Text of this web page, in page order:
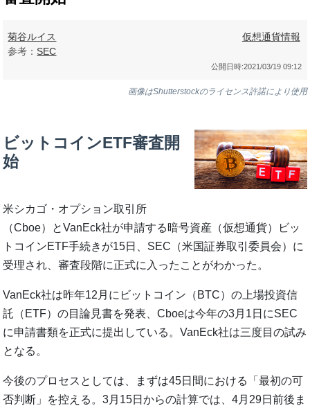
菊谷ルイス
参考： SEC
仮想通貨情報
公開日時:2021/03/19 09:12
画像はShutterstockのライセンス許諾により使用
ビットコインETF審査開
始
米シカゴ・オプション取引所
（Cboe）とVanEck社が申請する暗号資産（仮想通貨）ビッ
トコインETF手続きが15日、SEC（米国証券取引委員会）に
受理され、審査段階に正式に入ったことがわかった。
VanEck社は昨年12月にビットコイン（BTC）の上場投資信
託（ETF）の目論見書を発表、Cboeは今年の3月1日にSEC
に申請書類を正式に提出している。VanEck社は三度目の試み
となる。
今後のプロセスとしては、まずは45日間における「最初の可
否判断」を控える。3月15日からの計算では、4月29日前後ま